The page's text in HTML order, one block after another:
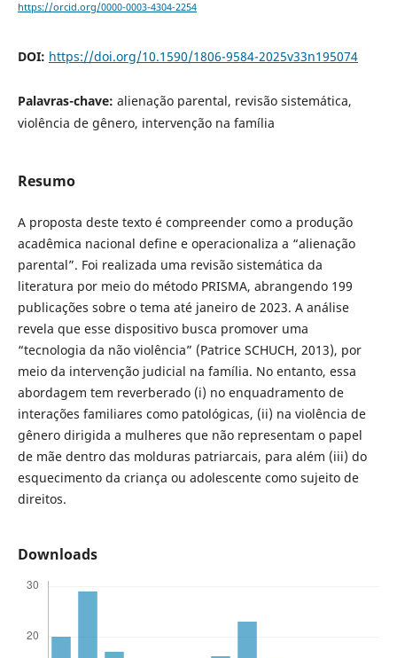
https://orcid.org/0000-0003-4304-2254
DOI: https://doi.org/10.1590/1806-9584-2025v33n195074
Palavras-chave: alienação parental, revisão sistemática,
violência de gênero, intervenção na família
Resumo
A proposta deste texto é compreender como a produção
acadêmica nacional define e operacionaliza a “alienação
parental”. Foi realizada uma revisão sistemática da
literatura por meio do método PRISMA, abrangendo 199
publicações sobre o tema até janeiro de 2023. A análise
revela que esse dispositivo busca promover uma
“tecnologia da não violência” (Patrice SCHUCH, 2013), por
meio da intervenção judicial na família. No entanto, essa
abordagem tem reverberado (i) no enquadramento de
interações familiares como patológicas, (ii) na violência de
gênero dirigida a mulheres que não representam o papel
de mãe dentro das molduras patriarcais, para além (iii) do
esquecimento da criança ou adolescente como sujeito de
direitos.
Downloads